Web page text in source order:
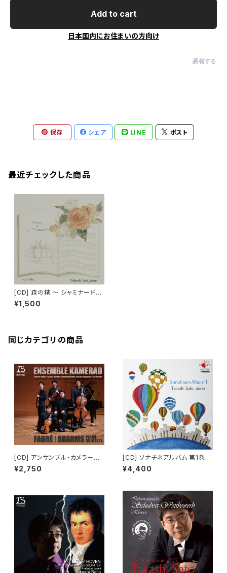
Add to cart
日本国内にお住まいの方向け
通報する
保存 シェア LINE ポスト
最近チェックした商品
[CD] 森の精 ～ シャミナード：
ピアノ小品集
¥1,500
同じカテゴリの商品
[CD] アンサンブル・カメラート
フォーレ＆ブラームス：ピアノ五
重奏曲
¥2,750
[CD] ソナチネアルバム 第1巻
(2枚組)
¥4,400